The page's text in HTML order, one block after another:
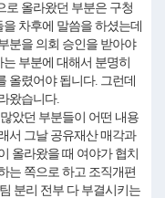
로 올라왔던 부분은 구청
차후에 말씀을 하셨는데
분을 의회 승인을 받아야
부분에 대해서 분명히
올렸어야 됩니다. 그런데
왔습니다.
았던 부분들이 어떤 내용
서 그날 공유재산 매각과
올라왔을 때 여야가 협치
는 쪽으로 하고 조직개편
분리 전부 다 부결시키는